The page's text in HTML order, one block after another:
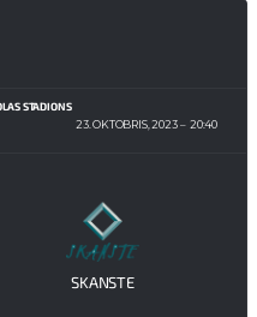
STADIONS
23. OKTOBRIS, 2023
20:40
SKANSTE